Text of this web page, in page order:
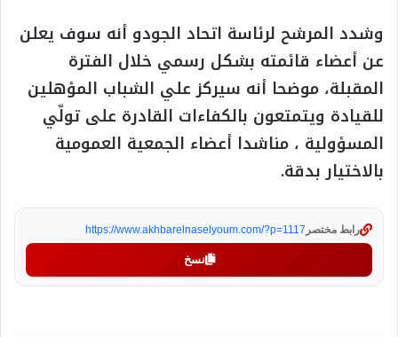
وشدد المرشح لرئاسة اتحاد الجودو أنه سوف يعلن
عن أعضاء قائمته بشكل رسمي خلال الفترة
المقبلة، موضحا أنه سيركز علي الشباب المؤهلين
للقيادة ويتمتعون بالكفاءات القادرة على تولّي
المسؤولية ، مناشدا أعضاء الجمعية العمومية
بالاختيار بدقة.
رابط مختصر https://www.akhbarelnaselyoum.com/?p=1117
نسخ